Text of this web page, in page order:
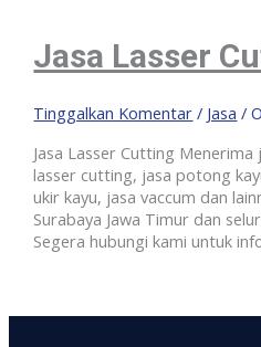
Jasa Lasser
Tinggalkan Komentar / Jasa /
Jasa Lasser Cutting Menerima
lasser cutting, jasa potong
ukir kayu, jasa vaccum dan
Surabaya Jawa Timur dan
Segera hubungi kami untuk